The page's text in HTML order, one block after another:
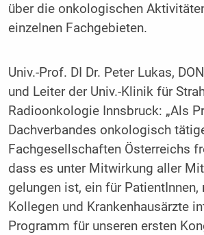
über die onkologischen
einzelnen Fachgebieten.
Univ.-Prof. DI Dr. Peter Lukas,
und Leiter der Univ.-Klinik für
Radioonkologie Innsbruck: „Als
Dachverbandes onkologisch
Fachgesellschaften Österreichs
dass es unter Mitwirkung aller
gelungen ist, ein für PatientInnen,
Kollegen und Krankenhausärzte
Programm für unseren ersten